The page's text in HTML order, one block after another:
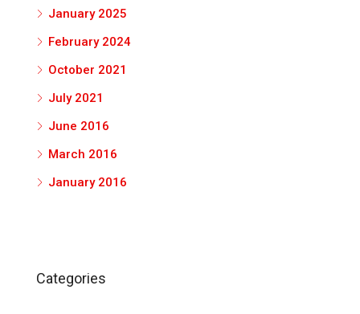
January 2025
February 2024
October 2021
July 2021
June 2016
March 2016
January 2016
Categories